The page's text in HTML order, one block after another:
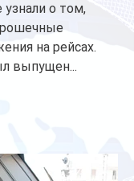
узнали о том,
на рейсах.
выпущен...